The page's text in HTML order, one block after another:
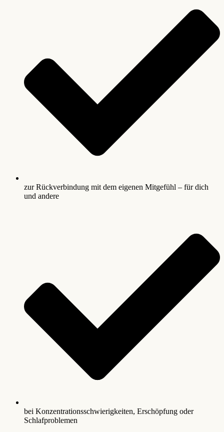
zur Rückverbindung mit dem eigenen Mitgefühl – für dich
und andere
bei Konzentrationsschwierigkeiten, Erschöpfung oder
Schlafproblemen